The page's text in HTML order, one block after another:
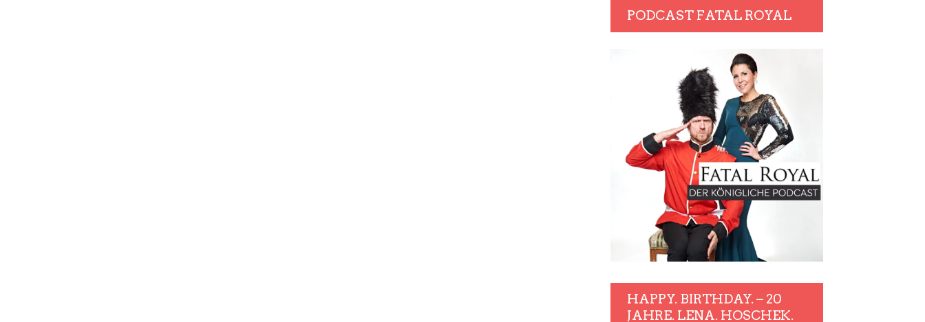
PODCAST FATAL ROYAL
HAPPY. BIRTHDAY. – 20
JAHRE. LENA. HOSCHEK.